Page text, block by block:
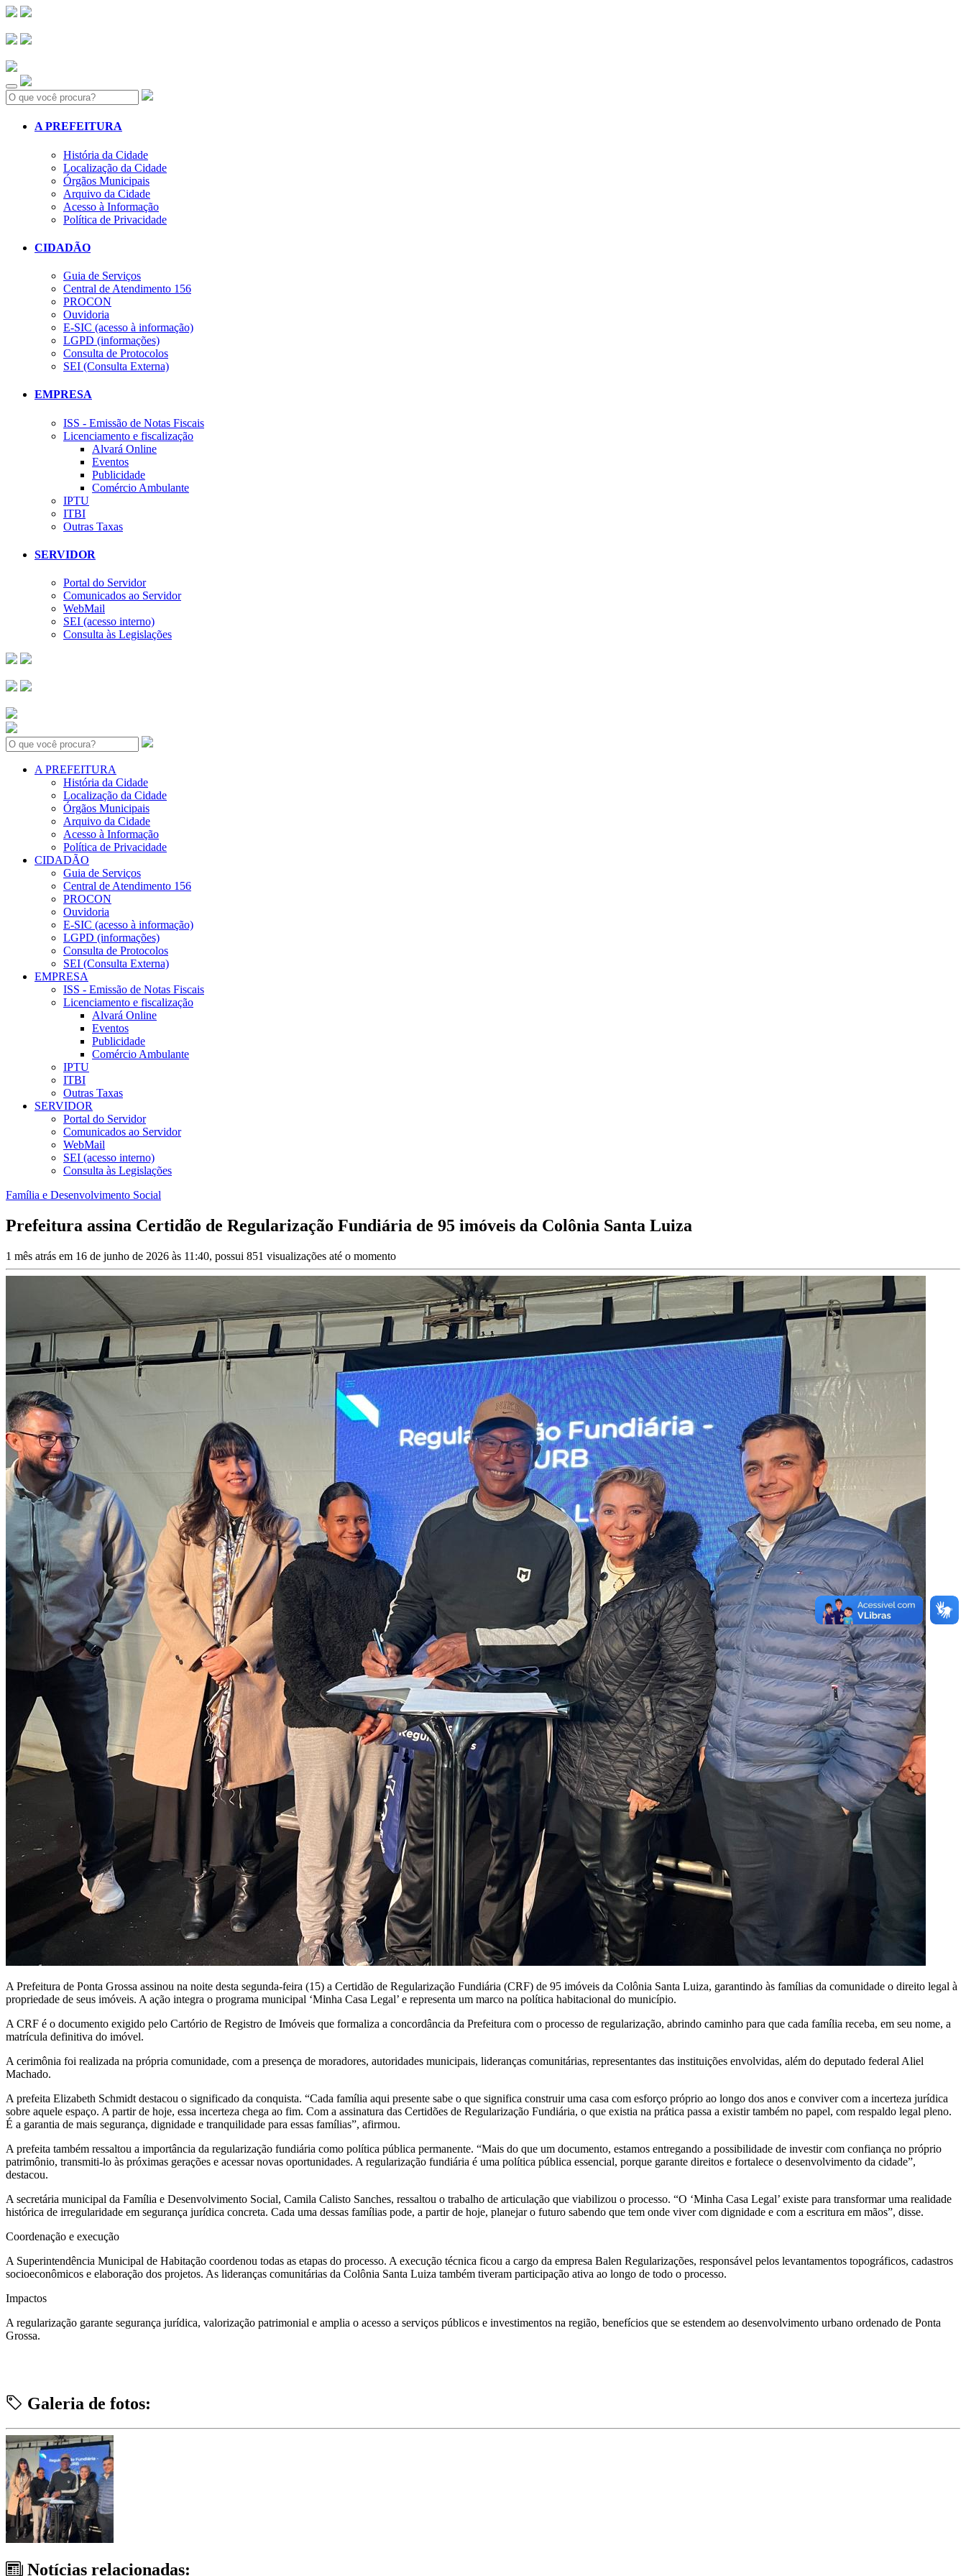
Search:
A PREFEITURA
História da Cidade
Localização da Cidade
Órgãos Municipais
Arquivo da Cidade
Acesso à Informação
Política de Privacidade
CIDADÃO
Guia de Serviços
Central de Atendimento 156
PROCON
Ouvidoria
E-SIC (acesso à informação)
LGPD (informações)
Consulta de Protocolos
SEI (Consulta Externa)
EMPRESA
ISS - Emissão de Notas Fiscais
Licenciamento e fiscalização
Alvará Online
Eventos
Publicidade
Comércio Ambulante
IPTU
ITBI
Outras Taxas
SERVIDOR
Portal do Servidor
Comunicados ao Servidor
WebMail
SEI (acesso interno)
Consulta às Legislações
Search:
A PREFEITURA
História da Cidade
Localização da Cidade
Órgãos Municipais
Arquivo da Cidade
Acesso à Informação
Política de Privacidade
CIDADÃO
Guia de Serviços
Central de Atendimento 156
PROCON
Ouvidoria
E-SIC (acesso à informação)
LGPD (informações)
Consulta de Protocolos
SEI (Consulta Externa)
EMPRESA
ISS - Emissão de Notas Fiscais
Licenciamento e fiscalização
Alvará Online
Eventos
Publicidade
Comércio Ambulante
IPTU
ITBI
Outras Taxas
SERVIDOR
Portal do Servidor
Comunicados ao Servidor
WebMail
SEI (acesso interno)
Consulta às Legislações
Família e Desenvolvimento Social
Prefeitura assina Certidão de Regularização Fundiária de 95 imóveis da Colônia Santa Luiza
1 mês atrás em 16 de junho de 2026 às 11:40, possui 851 visualizações até o momento
A Prefeitura de Ponta Grossa assinou na noite desta segunda-feira (15) a Certidão de Regularização Fundiária (CRF) de 95 imóveis da Colônia Santa Luiza, garantindo às famílias da comunidade o direito legal à
propriedade de seus imóveis. A ação integra o programa municipal ‘Minha Casa Legal’ e representa um marco na política habitacional do município.
A CRF é o documento exigido pelo Cartório de Registro de Imóveis que formaliza a concordância da Prefeitura com o processo de regularização, abrindo caminho para que cada família receba, em seu nome, a
matrícula definitiva do imóvel.
A cerimônia foi realizada na própria comunidade, com a presença de moradores, autoridades municipais, lideranças comunitárias, representantes das instituições envolvidas, além do deputado federal Aliel
Machado.
A prefeita Elizabeth Schmidt destacou o significado da conquista. “Cada família aqui presente sabe o que significa construir uma casa com esforço próprio ao longo dos anos e conviver com a incerteza jurídica
sobre aquele espaço. A partir de hoje, essa incerteza chega ao fim. Com a assinatura das Certidões de Regularização Fundiária, o que existia na prática passa a existir também no papel, com respaldo legal pleno.
É a garantia de mais segurança, dignidade e tranquilidade para essas famílias”, afirmou.
A prefeita também ressaltou a importância da regularização fundiária como política pública permanente. “Mais do que um documento, estamos entregando a possibilidade de investir com confiança no próprio
patrimônio, transmiti-lo às próximas gerações e acessar novas oportunidades. A regularização fundiária é uma política pública essencial, porque garante direitos e fortalece o desenvolvimento da cidade”,
destacou.
A secretária municipal da Família e Desenvolvimento Social, Camila Calisto Sanches, ressaltou o trabalho de articulação que viabilizou o processo. “O ‘Minha Casa Legal’ existe para transformar uma realidade
histórica de irregularidade em segurança jurídica concreta. Cada uma dessas famílias pode, a partir de hoje, planejar o futuro sabendo que tem onde viver com dignidade e com a escritura em mãos”, disse.
Coordenação e execução
A Superintendência Municipal de Habitação coordenou todas as etapas do processo. A execução técnica ficou a cargo da empresa Balen Regularizações, responsável pelos levantamentos topográficos, cadastros
socioeconômicos e elaboração dos projetos. As lideranças comunitárias da Colônia Santa Luiza também tiveram participação ativa ao longo de todo o processo.
Impactos
A regularização garante segurança jurídica, valorização patrimonial e amplia o acesso a serviços públicos e investimentos na região, benefícios que se estendem ao desenvolvimento urbano ordenado de Ponta
Grossa.
Galeria de fotos:
Notícias relacionadas: